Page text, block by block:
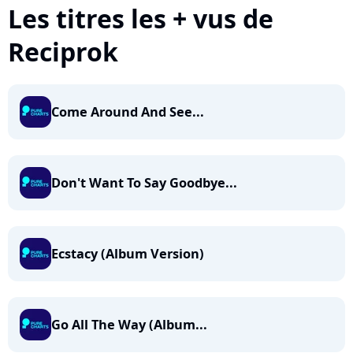
Les titres les + vus de
Reciprok
Come Around And See...
Don't Want To Say Goodbye...
Ecstacy (Album Version)
Go All The Way (Album...